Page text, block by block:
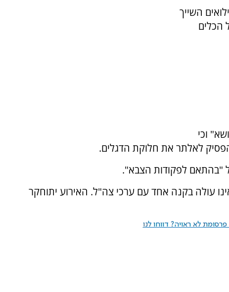
השייך
הכלים
וכי
לאלתר את חלוקת הדגלים.
"בהתאם לפקודות הצבא".
עולה בקנה אחד עם ערכי צה"ל. האירוע יתוחקר
לא ראויה? דווחו לנו